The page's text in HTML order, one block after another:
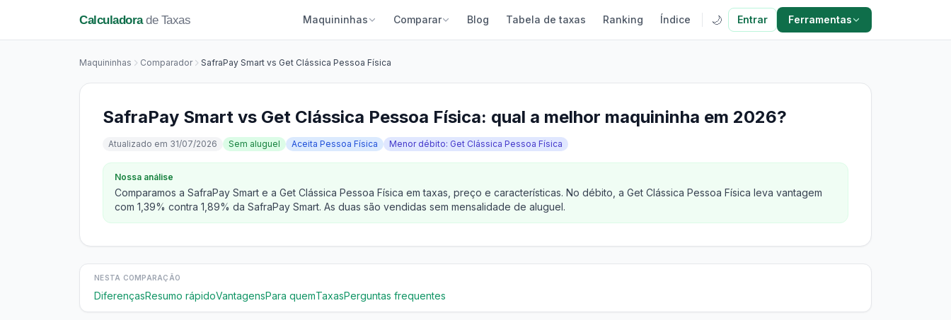
Calculadorade Taxas Maquininhas Comparar Blog Tabela de taxas Ranking Índice 🌙 Entrar Ferramentas
Maquininhas Comparador SafraPay Smart vs Get Clássica Pessoa Física
SafraPay Smart vs Get Clássica Pessoa Física: qual a melhor maquininha em 2026?
Atualizado em 31/07/2026 Sem aluguel Aceita Pessoa Física Menor débito: Get Clássica Pessoa Física
Nossa análise
Comparamos a SafraPay Smart e a Get Clássica Pessoa Física em taxas, preço e características. No débito, a Get Clássica Pessoa Física leva vantagem
com 1,39% contra 1,89% da SafraPay Smart. As duas são vendidas sem mensalidade de aluguel.
NESTA COMPARAÇÃO
DiferençasResumo rápidoVantagensPara quemTaxasPerguntas frequentes